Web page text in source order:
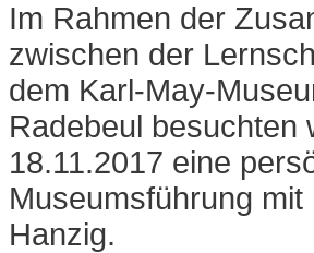
Im Rahmen der
zwischen der
dem Karl-May-
Radebeul besuchten
18.11.2017 eine
Museumsführung mit
Hanzig.